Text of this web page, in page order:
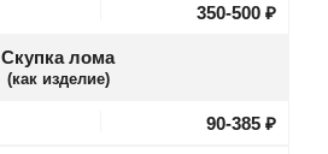
350-500 ₽
Скупка лома
(как изделие)
90-385 ₽